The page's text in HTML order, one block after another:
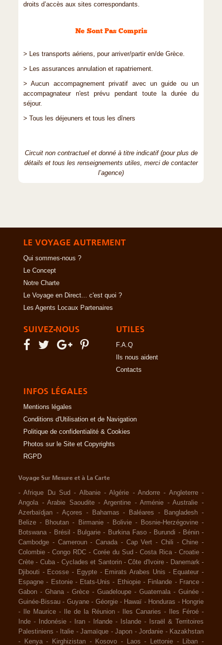
droits d’accès aux sites correspondants.
Ne Sont Pas Compris
> Les transports aériens, pour arriver/partir en/de Grèce.
> Les assurances annulation et rapatriement.
> Aucun accompagnement privatif avec un guide ou un
accompagnateur n'est prévu pendant toute la durée du
séjour.
> Tous les déjeuners et tous les dîners
Circuit non contractuel et donné à titre indicatif (pour plus de
détails et tous les renseignements utiles, merci de contacter
l’agence)
LE VOYAGE AUTREMENT
Qui sommes-nous ?
Le Concept
Notre Charte
Le Voyage en Direct... c'est quoi ?
Les Agents Locaux Partenaires
SUIVEZ-NOUS UTILES
F.A.Q
Ils nous aident
Contacts
INFOS LÉGALES
Mentions légales
Conditions d'Utilisation et de Navigation
Politique de confidentialité & Cookies
Photos sur le Site et Copyrights
RGPD
Voyage Sur Mesure et à La Carte
-Afrique Du Sud - Albanie -Algérie -Andorre - Angleterre -
Angola -Arabie Saoudite -Argentine -Arménie -Australie -
Azerbaïdjan - Açores - Bahamas - Baléares - Bangladesh -
Belize - Bhoutan - Birmanie - Bolivie - Bosnie-Herzégovine -
Botswana - Brésil - Bulgarie - Burkina Faso - Burundi - Bénin -
Cambodge - Cameroun - Canada - Cap Vert - Chili -Chine -
Colombie - Congo RDC - Corée du Sud -Costa Rica -Croatie -
Crète - Cuba - Cyclades et Santorin -Côte d'Ivoire - Danemark -
Djibouti - Ecosse - Egypte - Emirats Arabes Unis - Equateur -
Espagne - Estonie - Etats-Unis - Ethiopie - Finlande - France -
Gabon - Ghana - Grèce - Guadeloupe - Guatemala - Guinée -
Guinée-Bissau - Guyane - Géorgie - Hawaï - Honduras - Hongrie
-
Ile Maurice - Ile de la Réunion - Iles Canaries - Iles Féroé -
Inde - Indonésie - Iran - Irlande - Islande -
Israël & Territoires
Palestiniens - Italie - Jamaïque - Japon - Jordanie - Kazakhstan
-
Kenya - Kirghizistan - Kosovo - Laos - Lettonie - Liban -